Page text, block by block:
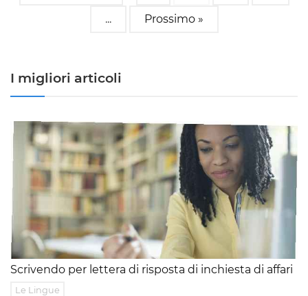
... Prossimo »
I migliori articoli
Scrivendo per lettera di risposta di inchiesta di affari
Le Lingue